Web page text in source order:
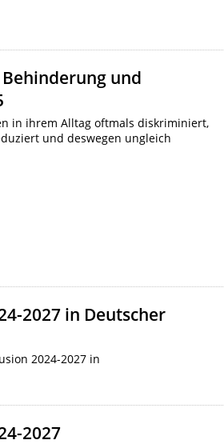
und
in ihrem Alltag oftmals diskriminiert,
und deswegen ungleich
2027 in Deutscher
2024-2027 in
2027